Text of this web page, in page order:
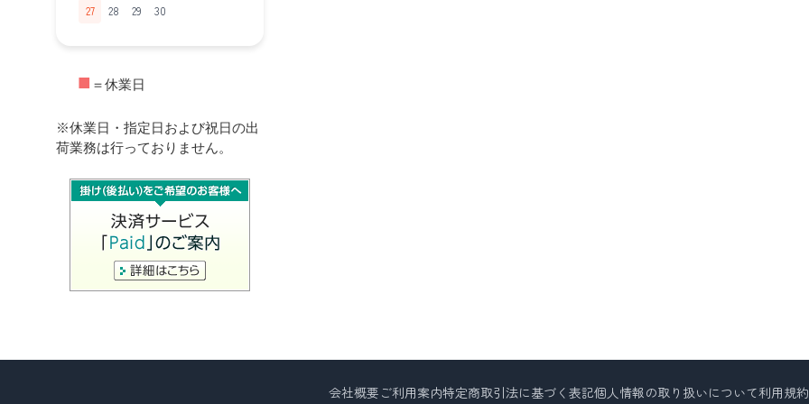
27
28 29 30
■ ＝休業日
※休業日・指定日および祝日の出
荷業務は行っておりません。
会社概要 ご利用案内特定商取引法に基づく表記個人情報の取り扱いについて利用規約